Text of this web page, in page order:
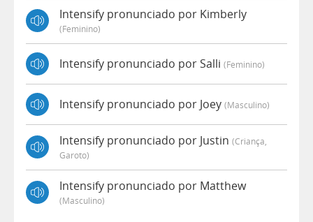
Intensify pronunciado por Kimberly
(feminino)
Intensify pronunciado por Salli (feminino)
Intensify pronunciado por Joey (masculino)
Intensify pronunciado por Justin (criança,
Garoto)
Intensify pronunciado por Matthew
(masculino)